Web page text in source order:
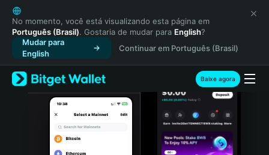
English
日本語
Tiếng Việt
Русский
Español (Latinoamérica)
Türkçe
Italiano
No momento, você está visualizando esta página em
Português (Brasil). Gostaria de mudar para English?
Mudar para
English
Continuar em Português (Brasil)
Baixe agora